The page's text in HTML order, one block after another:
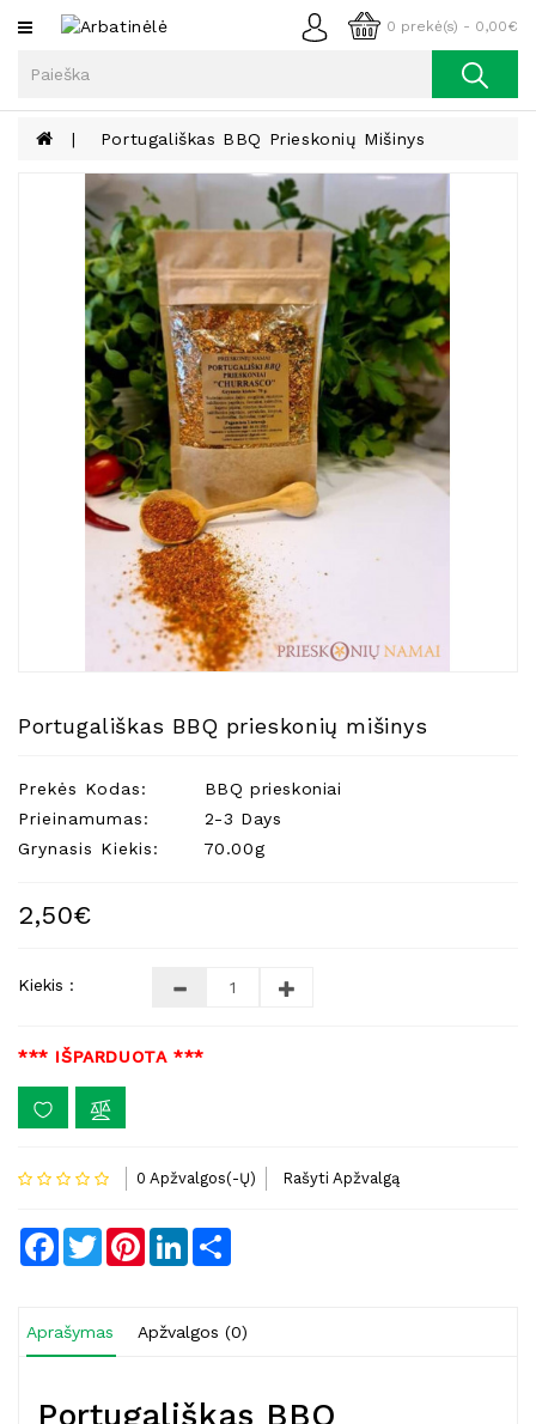
0 prekė(s) - 0,00€
Kategorijos
Kava
Prieskoniai
Lieknėjimui,
Sveikatai
Riešutai
Becukriai
Saldėsiai
Gurmanams
Higienos
Priemonės
Kūdikiams
Reikalai
Portugališkas BBQ Prieskonių Mišinys
Portugališkas BBQ prieskonių mišinys
Prekės Kodas:
BBQ prieskoniai
Prieinamumas:
2-3 Days
Grynasis Kiekis:
70.00g
2,50€
Kiekis :
*** IŠPARDUOTA ***
0 Apžvalgos(-Ų) Rašyti Apžvalgą
Facebook
TwitterPinterestLinkedIn
Aprašymas Apžvalgos (0)
Portugališkas BBQ